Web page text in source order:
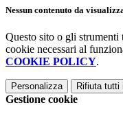
Nessun contenuto da
Questo sito o gli
cookie necessari al
COOKIE POLICY.
Personalizza Rifiuta tutti
Gestione cookie